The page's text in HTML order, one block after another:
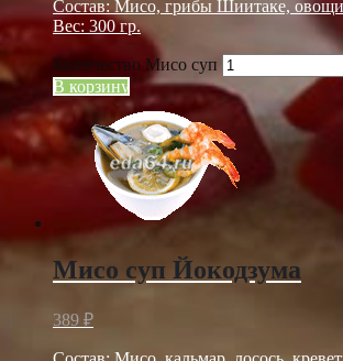
Состав: Мисо, грибы Шиитаке,
Вес: 300 гр.
Количество Мисо суп
В корзину
Мисо суп Йокодзума
389 ₽